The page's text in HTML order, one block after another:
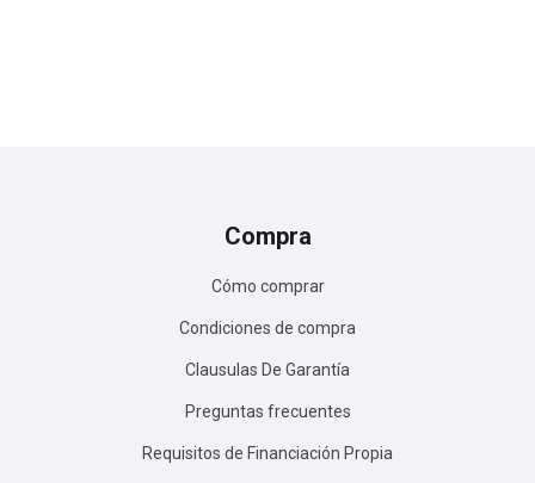
Compra
Cómo comprar
Condiciones de compra
Clausulas De Garantía
Preguntas frecuentes
Requisitos de Financiación Propia